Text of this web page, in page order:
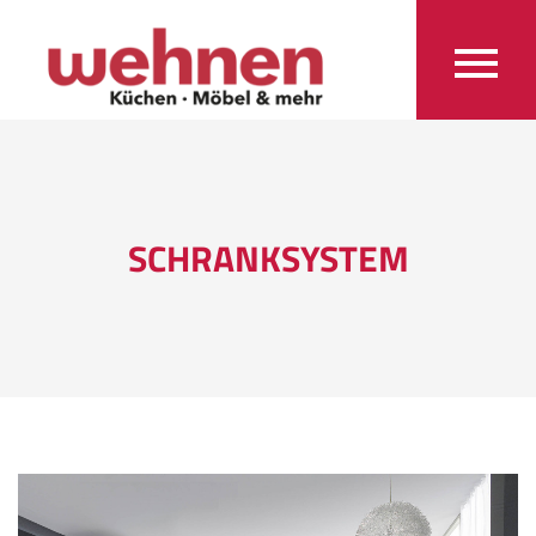
SCHRANKSYSTEM